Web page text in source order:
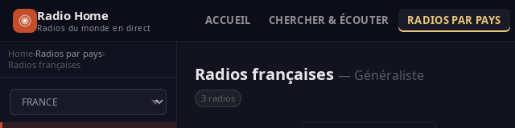
Radio Home
Radios du monde en direct
ACCUEIL CHERCHER & ÉCOUTER RADIOS PAR PAYS
Home›Radios par pays›
Radios françaises
Radios françaises — Généraliste
3 radios